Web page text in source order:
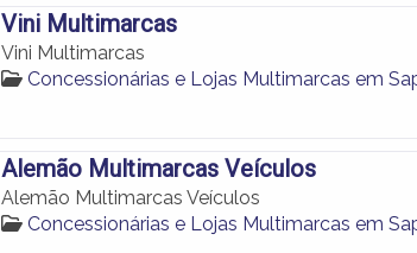
Vini Multimarcas
Vini Multimarcas
Concessionárias e Lojas Multimarcas em
Alemão Multimarcas Veículos
Alemão Multimarcas Veículos
Concessionárias e Lojas Multimarcas em